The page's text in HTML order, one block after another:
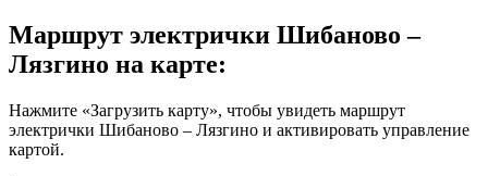
Маршрут электрички Шибаново –
Лязгино на карте:
Нажмите «Загрузить карту», чтобы увидеть маршрут
электрички Шибаново – Лязгино и активировать управление
картой.